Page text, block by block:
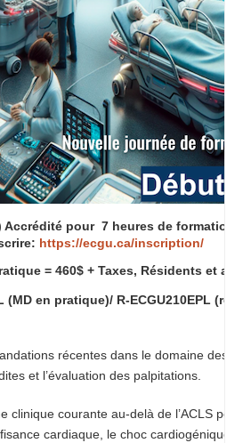
Accrédité pour 7 heures de formation
https://ecgu.ca/inscription/
= 460$ + Taxes, Résidents et
(MD en pratique)/ R-ECGU210EPL
récentes dans le domaine des
et l’évaluation des palpitations.
clinique courante au-delà de l’ACLS
cardiaque, le choc cardiogénique,